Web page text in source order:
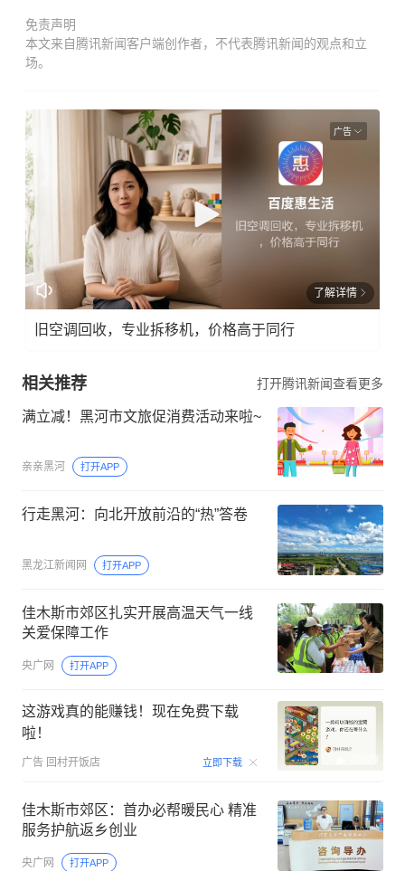
免责声明
本文来自腾讯新闻客户端创作者，不代表腾讯新闻的观点和立
场。
广告
了解详情
旧空调回收，专业拆移机，价格高于同行
相关推荐 打开腾讯新闻查看更多
满立减！黑河市文旅促消费活动来啦~
亲亲黑河 打开APP
行走黑河：向北开放前沿的“热”答卷
黑龙江新闻网 打开APP
佳木斯市郊区扎实开展高温天气一线
关爱保障工作
央广网 打开APP
这游戏真的能赚钱！现在免费下载
啦！
广告 回村开饭店 立即下载 00:29
佳木斯市郊区：首办必帮暖民心 精准
服务护航返乡创业
央广网 打开APP